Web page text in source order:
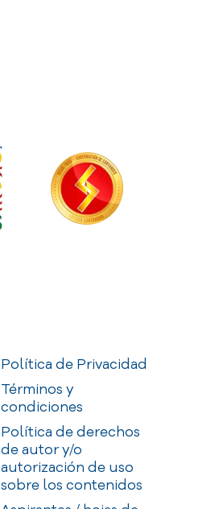
Política de Privacidad
Términos y
condiciones
Política de derechos
de autor y/o
autorización de uso
sobre los contenidos